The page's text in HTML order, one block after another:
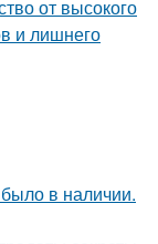
от высокого
и лишнего
в наличии.